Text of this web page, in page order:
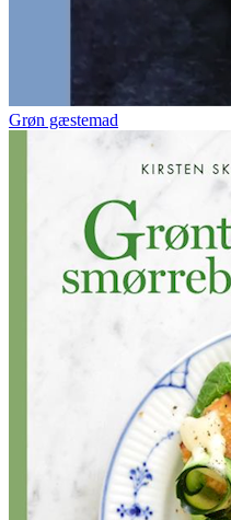
Grøn gæstemad